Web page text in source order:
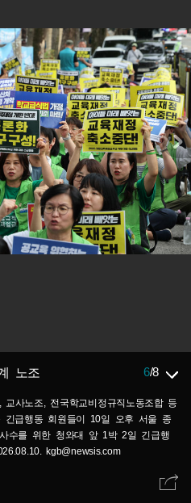
노조 6/8
사노조, 전국학교비정규직노동조합 등
긴급행동 회원들이 10일 오후 서울 종
수를 위한 청와대 앞 1박 2일 긴급행
kgb@newsis.com